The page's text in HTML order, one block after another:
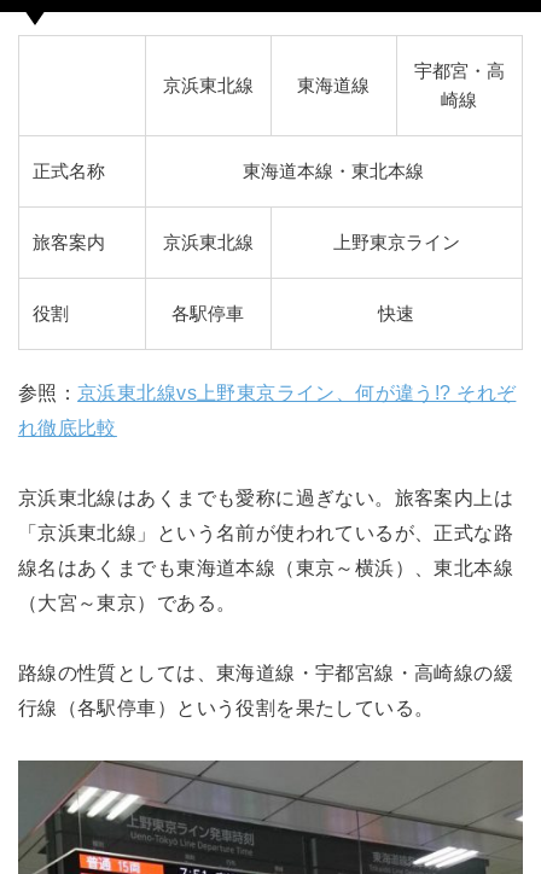
京浜東北線 東海道線
宇都宮・高
崎線
正式名称 東海道本線・東北本線
旅客案内 京浜東北線 上野東京ライン
役割 各駅停車 快速
参照：京浜東北線vs上野東京ライン、何が違う!? それぞ
れ徹底比較
京浜東北線はあくまでも愛称に過ぎない。旅客案内上は
「京浜東北線」という名前が使われているが、正式な路
線名はあくまでも東海道本線（東京～横浜）、東北本線
（大宮～東京）である。
路線の性質としては、東海道線・宇都宮線・高崎線の緩
行線（各駅停車）という役割を果たしている。